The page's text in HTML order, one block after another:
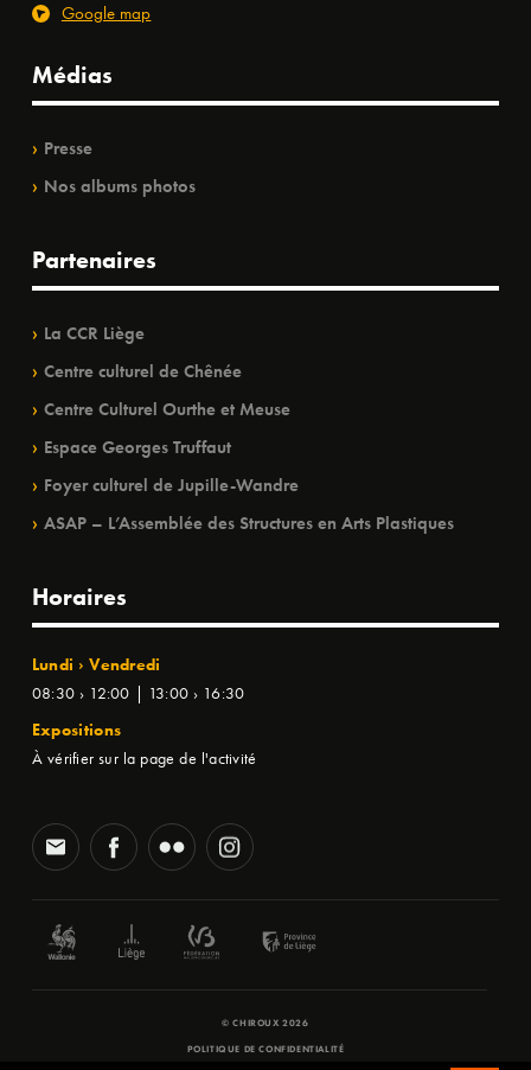
Google map
Médias
Presse
Nos albums photos
Partenaires
La CCR Liège
Centre culturel de Chênée
Centre Culturel Ourthe et Meuse
Espace Georges Truffaut
Foyer culturel de Jupille-Wandre
ASAP – L’Assemblée des Structures en Arts Plastiques
Horaires
Lundi › Vendredi
08:30 › 12:00 | 13:00 › 16:30
Expositions
À vérifier sur la page de l'activité
© CHIROUX 2026
POLITIQUE DE CONFIDENTIALITÉ